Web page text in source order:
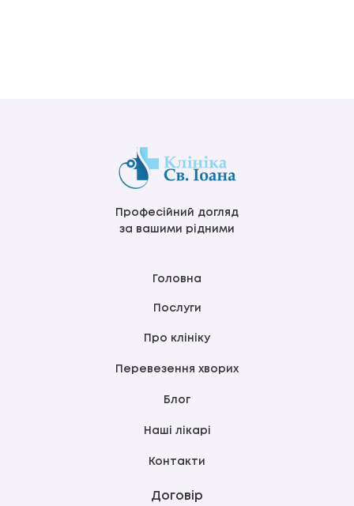
Професійний догляд
за вашими рідними
Головна
Послуги
Про клініку
Перевезення хворих
Блог
Наші лікарі
Контакти
Договір